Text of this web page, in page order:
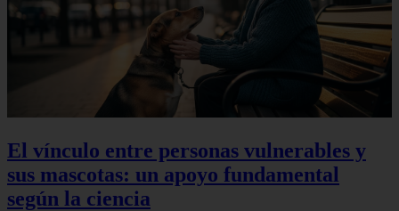
El vínculo entre personas vulnerables y
sus mascotas: un apoyo fundamental
según la ciencia